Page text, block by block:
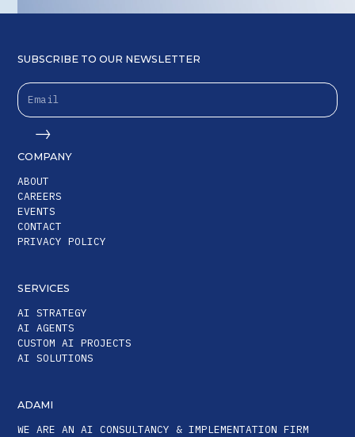
en verfijnen. Er is een
verdere automatisering
en datagedreven
besluitvorming.
ADAMI
WE ARE AN AI CONSULTANCY & IMPLEMENTATION FIRM
COMPANY
ABOUT
CAREERS
EVENTS
CONTACT
PRIVACY POLICY
SERVICES
AI STRATEGY
AI AGENTS
CUSTOM AI PROJECTS
AI SOLUTIONS
SUBSCRIBE TO OUR NEWSLETTER